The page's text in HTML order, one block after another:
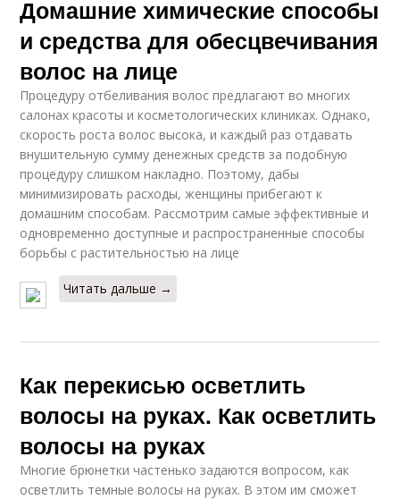
Домашние химические способы
и средства для обесцвечивания
волос на лице
Процедуру отбеливания волос предлагают во многих
салонах красоты и косметологических клиниках. Однако,
скорость роста волос высока, и каждый раз отдавать
внушительную сумму денежных средств за подобную
процедуру слишком накладно. Поэтому, дабы
минимизировать расходы, женщины прибегают к
домашним способам. Рассмотрим самые эффективные и
одновременно доступные и распространенные способы
борьбы с растительностью на лице
Читать дальше →
Как перекисью осветлить
волосы на руках. Как осветлить
волосы на руках
Многие брюнетки частенько задаются вопросом, как
осветлить темные волосы на руках. В этом им сможет